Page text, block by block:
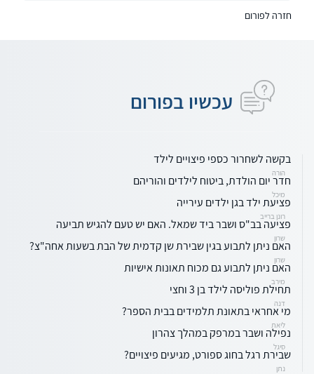
חזרה לפורום
עכשיו בפורום
בקשה לשחרור כספי פיצויים לילד
הורה
חדר יום הולדת, ביטוח לילדים והוריהם
מיכל
פציעת ילד בגן ילדים עירייה
רונן ברייב
פציעה בב"ס ושבר ביד שמאל. האם יש טעם להגיש תביעה
שרון
האם ניתן לתבוע בגין שבירת שן קדמית של הבת בשעות אחה"צ?
שרון
האם ניתן לתבוע גם מכוח תאונות אישיות
מירב
תחילת פוליסה לילד בן 3 וחצי
דנה
מי אחראי בתאונת תלמידים בבית הספר?
ליאת
נפילה ושבר במרפק במהלך צהרון
סיגל
שבירת רגל בחוג ספורט, מגיעים פיצויים?
נתן